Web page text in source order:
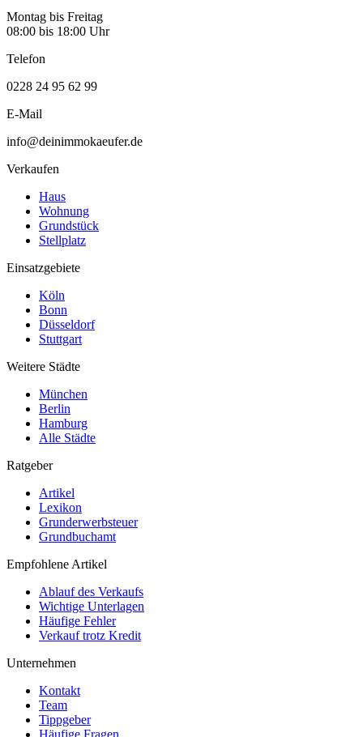
Montag bis Freitag
08:00 bis 18:00 Uhr
Telefon
0228 24 95 62 99
E-Mail
info@deinimmokaeufer.de
Verkaufen
Haus
Wohnung
Grundstück
Stellplatz
Einsatzgebiete
Köln
Bonn
Düsseldorf
Stuttgart
Weitere Städte
München
Berlin
Hamburg
Alle Städte
Ratgeber
Artikel
Lexikon
Grunderwerbsteuer
Grundbuchamt
Empfohlene Artikel
Ablauf des Verkaufs
Wichtige Unterlagen
Häufige Fehler
Verkauf trotz Kredit
Unternehmen
Kontakt
Team
Tippgeber